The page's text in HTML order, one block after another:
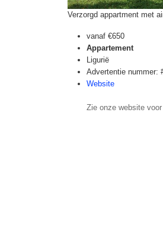
Verzorgd appartment met
vanaf €650
Appartement
Ligurië
Advertentie nummer:
Website
Zie onze website